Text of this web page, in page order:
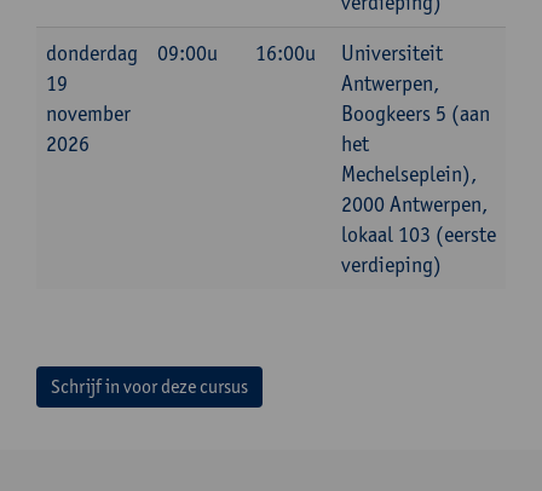
donderdag
19
november
2026
09:00u 16:00u
Universiteit
Antwerpen,
Boogkeers 5 (aan
het
Mechelseplein),
2000 Antwerpen,
lokaal 103 (eerste
verdieping)
Schrijf in voor deze cursus